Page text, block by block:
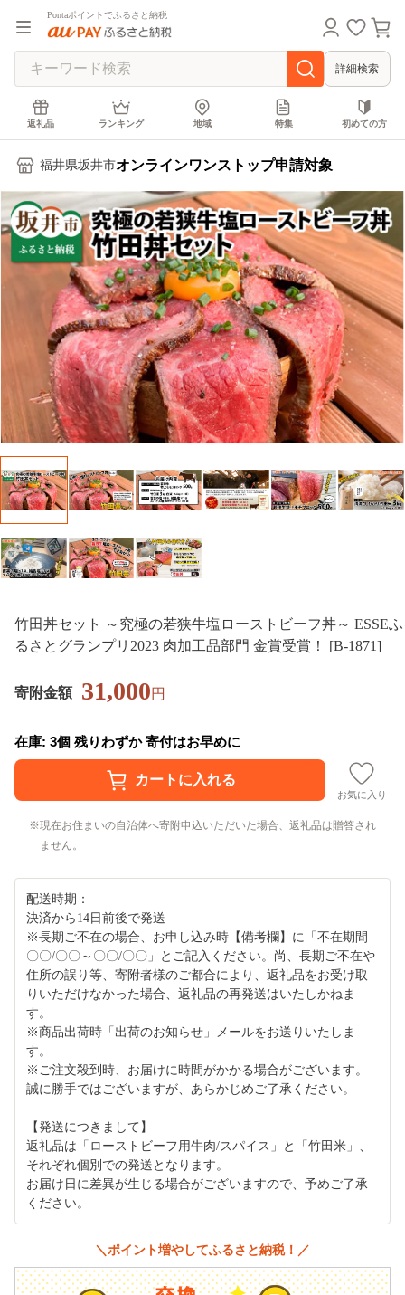
Pontaポイントでふるさと納税
詳細検索
返礼品 ランキング 地域 特集 初めての方
福井県坂井市オンラインワンストップ申請対象
竹田丼セット ～究極の若狭牛塩ローストビーフ丼～ ESSEふ
るさとグランプリ2023 肉加工品部門 金賞受賞！ [B-1871]
寄附金額 31,000円
在庫: 3個 残りわずか 寄付はお早めに
お気に入り
現在お住まいの自治体へ寄附申込いただいた場合、返礼品は贈答され
ません。
配送時期：
決済から14日前後で発送
※長期ご不在の場合、お申し込み時【備考欄】に「不在期間
〇〇/〇〇～〇〇/〇〇」とご記入ください。尚、長期ご不在や
住所の誤り等、寄附者様のご都合により、返礼品をお受け取
りいただけなかった場合、返礼品の再発送はいたしかねま
す。
※商品出荷時「出荷のお知らせ」メールをお送りいたしま
す。
※ご注文殺到時、お届けに時間がかかる場合がございます。
誠に勝手ではございますが、あらかじめご了承ください。
【発送につきまして】
返礼品は「ローストビーフ用牛肉/スパイス」と「竹田米」、
それぞれ個別での発送となります。
お届け日に差異が生じる場合がございますので、予めご了承
ください。
＼ポイント増やしてふるさと納税！／